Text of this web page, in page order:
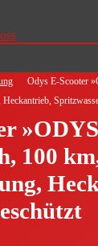
Odys E-Scooter
100